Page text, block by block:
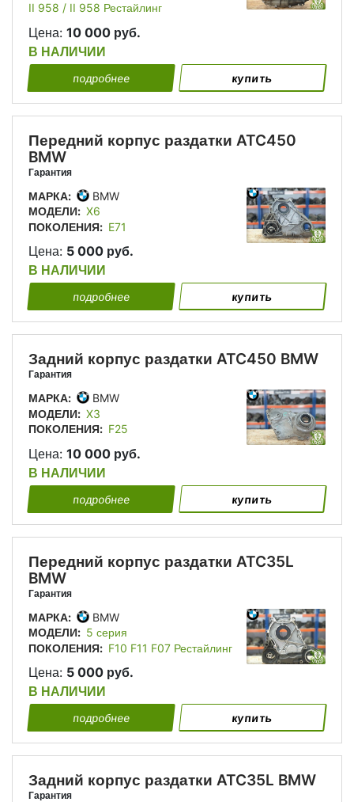
II 958 / II 958 Рестайлинг
Цена: 10 000 руб.
В НАЛИЧИИ
подробнее купить
Передний корпус раздатки ATC450
BMW
Гарантия
МАРКА:
BMW
МОДЕЛИ: X6
ПОКОЛЕНИЯ: E71
Цена: 5 000 руб.
В НАЛИЧИИ
подробнее купить
Задний корпус раздатки ATC450 BMW
Гарантия
МАРКА:
BMW
МОДЕЛИ: X3
ПОКОЛЕНИЯ: F25
Цена: 10 000 руб.
В НАЛИЧИИ
подробнее купить
Передний корпус раздатки ATC35L
BMW
Гарантия
МАРКА:
BMW
МОДЕЛИ: 5 серия
ПОКОЛЕНИЯ: F10 F11 F07 Рестайлинг
Цена: 5 000 руб.
В НАЛИЧИИ
подробнее купить
Задний корпус раздатки ATC35L BMW
Гарантия